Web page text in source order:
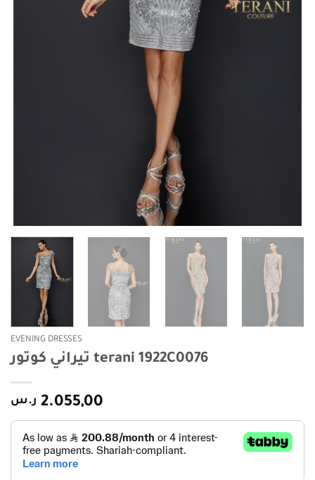
EVENING DRESSES
تيراني كوتور terani 1922C0076
2.055,00 ر.س